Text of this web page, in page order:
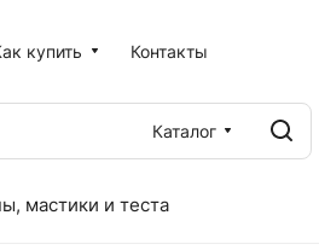
купить Контакты
Каталог
мастики и теста